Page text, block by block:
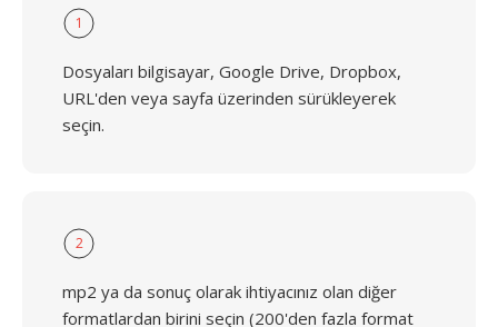
1
Dosyaları bilgisayar, Google Drive, Dropbox,
URL'den veya sayfa üzerinden sürükleyerek
seçin.
2
mp2 ya da sonuç olarak ihtiyacınız olan diğer
formatlardan birini seçin (200'den fazla format